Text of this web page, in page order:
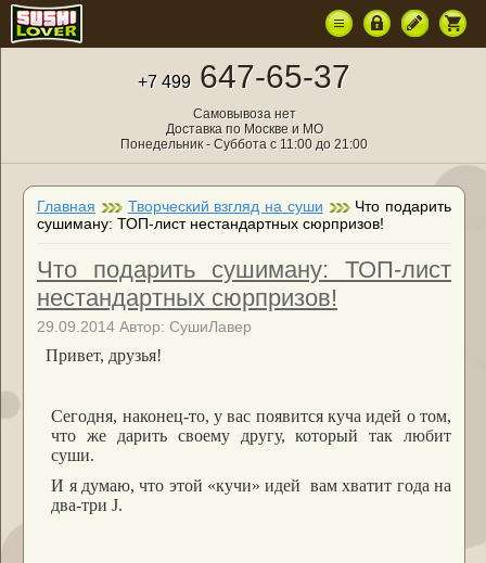
+7 499 647-65-37
Самовывоза нет
Доставка по Москве и МО
Понедельник - Суббота с 11:00 до 21:00
Главная Творческий взгляд на суши
Что подарить
сушиману: ТОП-лист нестандартных сюрпризов!
Что подарить сушиману: ТОП-лист
нестандартных сюрпризов!
29.09.2014 Автор: СушиЛавер
Привет, друзья!
Сегодня, наконец-то, у вас появится куча идей о том,
что же дарить своему другу, который так любит
суши.
И я думаю, что этой «кучи» идей вам хватит года на
два-триJ.